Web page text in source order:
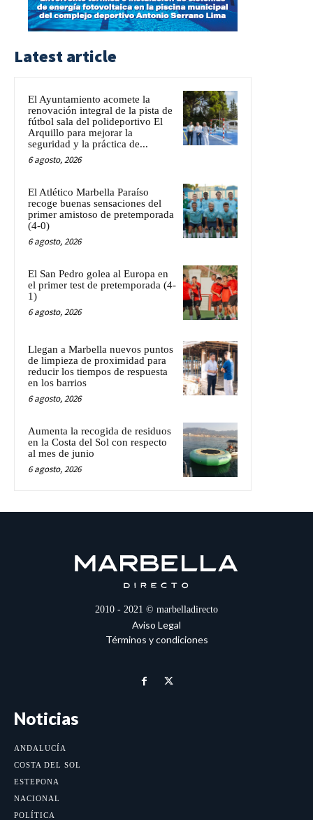
Latest article
El Ayuntamiento acomete la
renovación integral de la pista de
fútbol sala del polideportivo El
Arquillo para mejorar la
seguridad y la práctica de...
6 agosto, 2026
El Atlético Marbella Paraíso
recoge buenas sensaciones del
primer amistoso de pretemporada
(4-0)
6 agosto, 2026
El San Pedro golea al Europa en
el primer test de pretemporada (4-
1)
6 agosto, 2026
Llegan a Marbella nuevos puntos
de limpieza de proximidad para
reducir los tiempos de respuesta
en los barrios
6 agosto, 2026
Aumenta la recogida de residuos
en la Costa del Sol con respecto
al mes de junio
6 agosto, 2026
2010 - 2021 © marbelladirecto
Aviso Legal
Términos y condiciones
Noticias
ANDALUCÍA
COSTA DEL SOL
ESTEPONA
NACIONAL
POLÍTICA